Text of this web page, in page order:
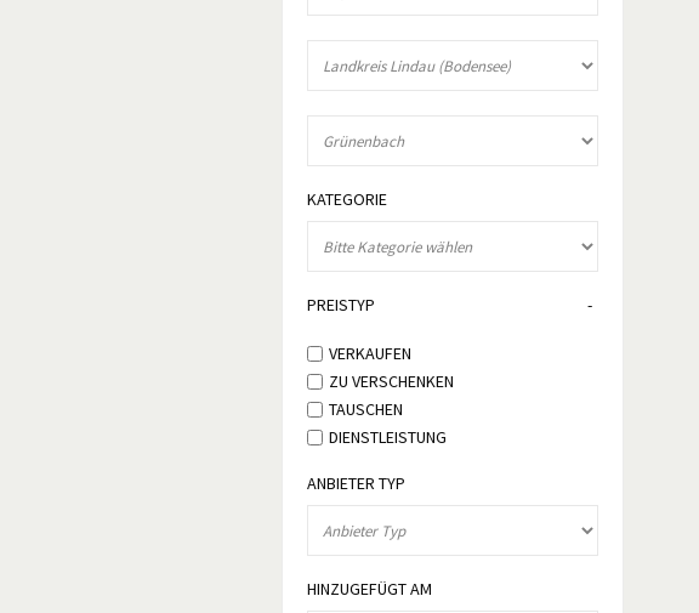
KATEGORIE
PREISTYP
VERKAUFEN
ZU VERSCHENKEN
TAUSCHEN
DIENSTLEISTUNG
ANBIETER TYP
HINZUGEFÜGT AM